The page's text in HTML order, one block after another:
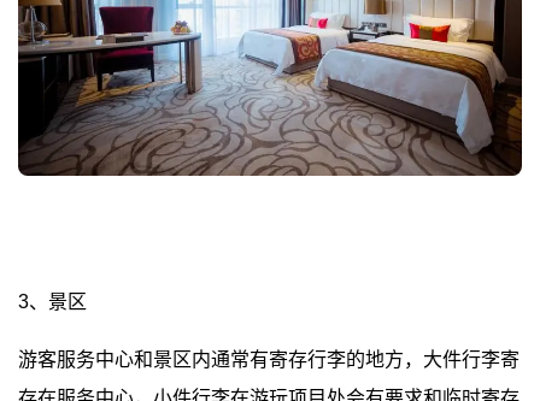
3、景区
游客服务中心和景区内通常有寄存行李的地方，大件行李寄